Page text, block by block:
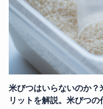
米びつはいらないのか？
リットを解説。米びつの